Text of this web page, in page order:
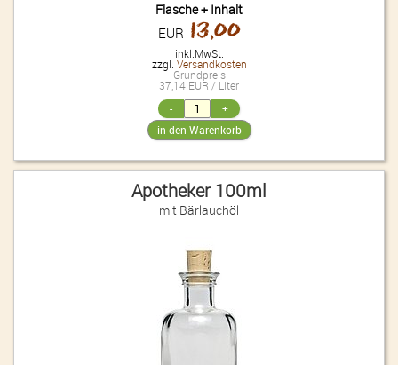
Flasche + Inhalt
EUR 13,00
inkl.MwSt.
zzgl. Versandkosten
Grundpreis
37,14 EUR / Liter
Apotheker 100ml
mit Bärlauchöl